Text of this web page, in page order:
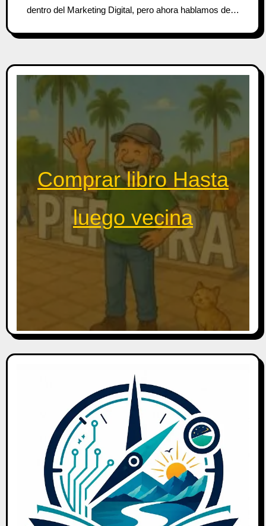
dentro del Marketing Digital, pero ahora hablamos de…
Comprar libro Hasta
luego vecina